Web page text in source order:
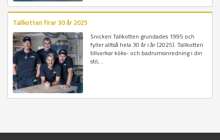
Tallkotten firar 30 år 2025
Snickeri Tallkotten grundades 1995 och
fyller alltså hela 30 år i år (2025). Tallkotten
tillverkar köks- och badrumsinredning i din
stil,...